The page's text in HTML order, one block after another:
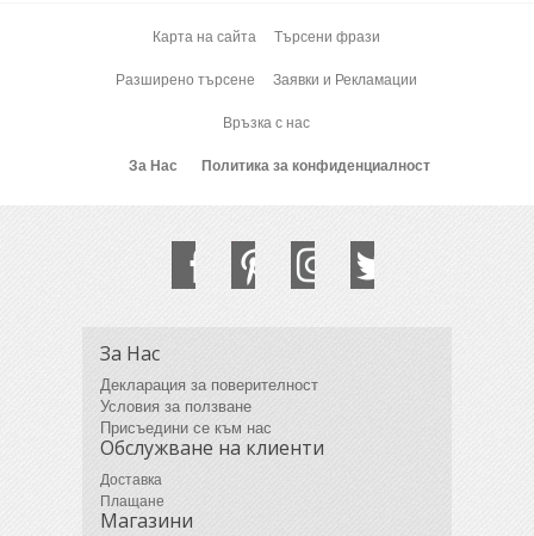
Карта на сайта Търсени фрази
Разширено търсене Заявки и Рекламации
Връзка с нас
За Нас Политика за конфиденциалност
За Нас
Декларация за поверителност
Условия за ползване
Присъедини се към нас
Обслужване на клиенти
Доставка
Плащане
Магазини